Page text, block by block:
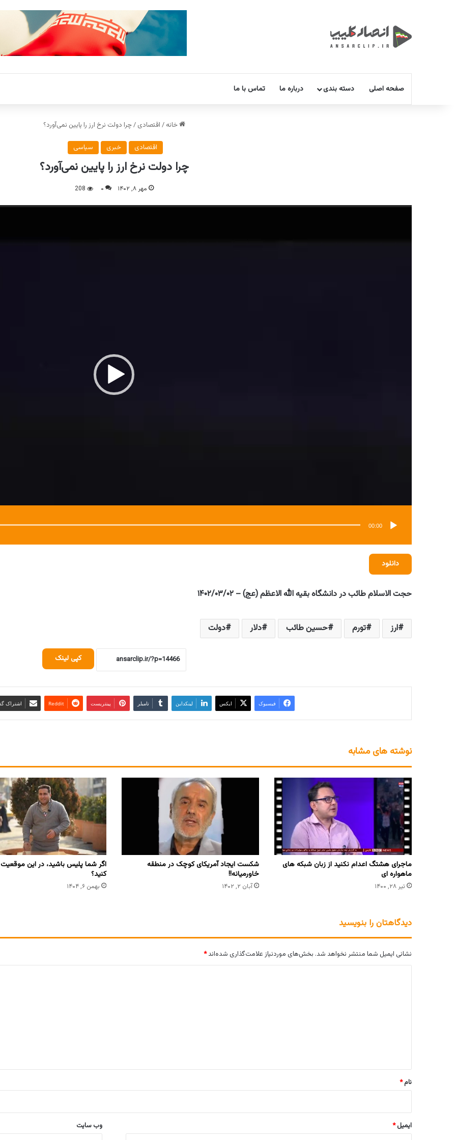
صفحه اصلی دسته بندی درباره ما تماس با ما
خانه / اقتصادی /چرا دولت نرخ ارز را پایین نمی‌آورد؟
اقتصادی خبری سیاسی
چرا دولت نرخ ارز را پایین نمی‌آورد؟
مهر ۸, ۱۴۰۲ ۰ 208
نمایشگر
00:00
دانلود
حجت الاسلام طائب در دانشگاه بقیه الله الاعظم (عج) – ۱۴۰۲/۰۳/۰۲
ارز تورم حسین طائب دلار دولت
کپی لینک
فیسبوک ایکس لینکداین تامبلر پینتریست Reddit اشتراک
نوشته های مشابه
ماجرای هشتگ اعدام نکنید از زبان شبکه های
ماهواره ای
تیر ۲۸, ۱۴۰۰
شکست ایجاد آمریکای کوچک در منطقه
خاورمیانه!!
آبان ۲, ۱۴۰۲
اگر شما پلیس باشید، در این
کنید؟
بهمن ۶, ۱۴۰۴
دیدگاهتان را بنویسید
نشانی ایمیل شما منتشر نخواهد شد. بخش‌های موردنیاز علامت‌گذاری شده‌اند*
نام*
ایمیل* وب‌ سایت